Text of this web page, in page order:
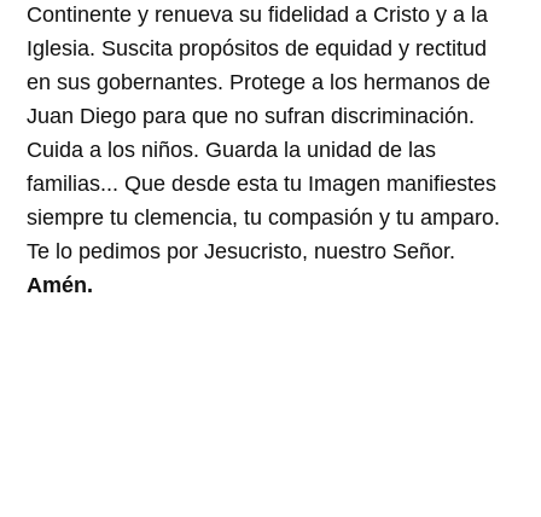
Continente y renueva su fidelidad a Cristo y a la
Iglesia. Suscita propósitos de equidad y rectitud
en sus gobernantes. Protege a los hermanos de
Juan Diego para que no sufran discriminación.
Cuida a los niños. Guarda la unidad de las
familias... Que desde esta tu Imagen manifiestes
siempre tu clemencia, tu compasión y tu amparo.
Te lo pedimos por Jesucristo, nuestro Señor.
Amén.